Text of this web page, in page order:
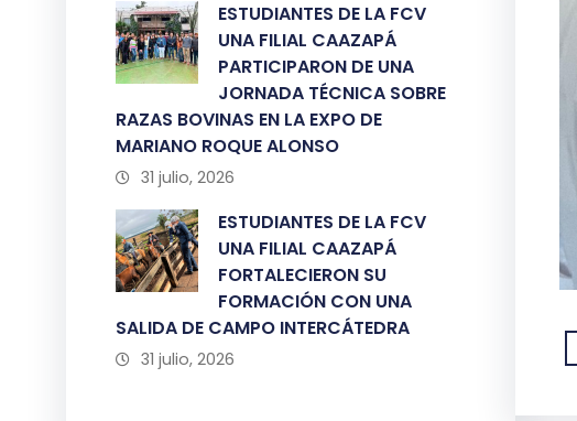
ESTUDIANTES DE LA FCV
UNA FILIAL CAAZAPÁ
PARTICIPARON DE UNA
JORNADA TÉCNICA SOBRE
RAZAS BOVINAS EN LA EXPO DE
MARIANO ROQUE ALONSO
31 julio, 2026
ESTUDIANTES DE LA FCV
UNA FILIAL CAAZAPÁ
FORTALECIERON SU
FORMACIÓN CON UNA
SALIDA DE CAMPO INTERCÁTEDRA
31 julio, 2026